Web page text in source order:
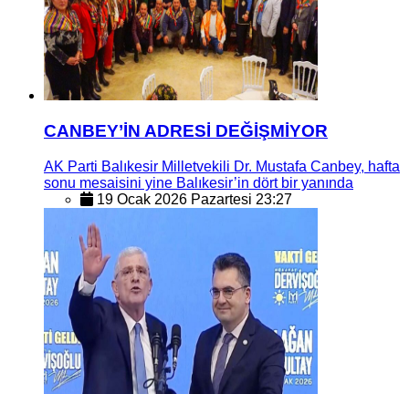
CANBEY’İN ADRESİ DEĞİŞMİYOR
AK Parti Balıkesir Milletvekili Dr. Mustafa Canbey, hafta
sonu mesaisini yine Balıkesir’in dört bir yanında
19 Ocak 2026 Pazartesi 23:27